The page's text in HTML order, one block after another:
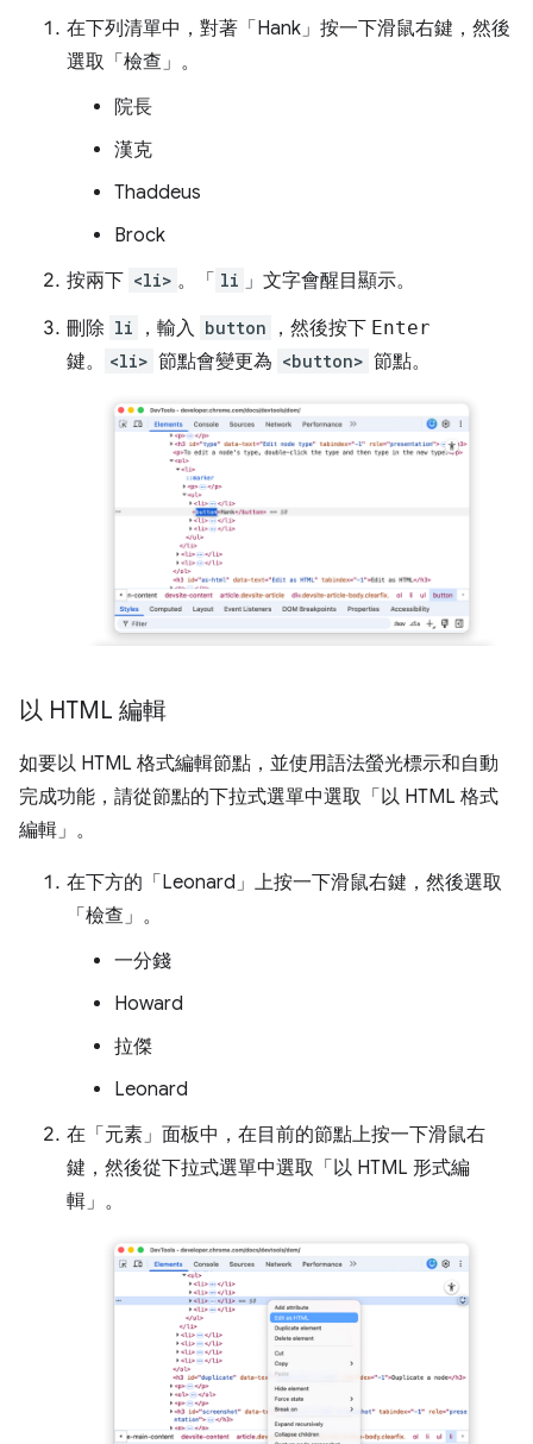
在下列清單中，對著「Hank」 按一下滑鼠右鍵，然後
選取「檢查」 。
院長
漢克
Thaddeus
Brock
按兩下 <li> 。「 li 」文字會醒目顯示。
刪除 li ，輸入 button ，然後按下 Enter
鍵。 <li> 節點會變更為 <button> 節點。
以 HTML 編輯
如要以 HTML 格式編輯節點，並使用語法螢光標示和自動
完成功能，請從節點的下拉式選單中選取「以 HTML 格式
編輯」 。
在下方的「Leonard」 上按一下滑鼠右鍵，然後選取
「檢查」 。
一分錢
Howard
拉傑
Leonard
在「元素」 面板中，在目前的節點上按一下滑鼠右
鍵，然後從下拉式選單中選取「以 HTML 形式編
輯」 。